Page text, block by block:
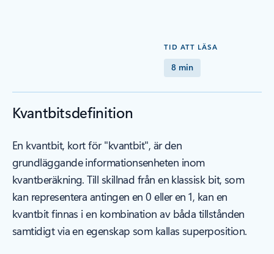
TID ATT LÄSA
8 min
Kvantbitsdefinition
En kvantbit, kort för "kvantbit", är den
grundläggande informationsenheten inom
kvantberäkning. Till skillnad från en klassisk bit, som
kan representera antingen en 0 eller en 1, kan en
kvantbit finnas i en kombination av båda tillstånden
samtidigt via en egenskap som kallas superposition.